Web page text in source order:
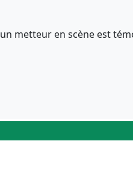
metteur en scène est